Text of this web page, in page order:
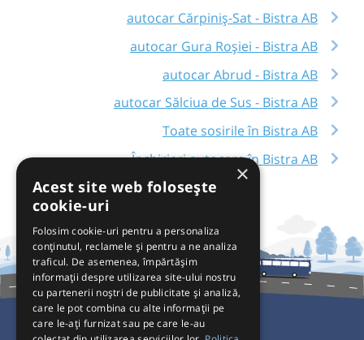
autocar Cărpiniș-Sat - Bistra AB
autocar Gura Roșiei - Bistra AB
autocar Abrud - Bistra AB
autocar Sălciua de Sus - Bistra AB
Toate sosirile în Bistra AB
Închirieri autocare în Bistra AB
×
Acest site web folosește
cookie-uri
Folosim cookie-uri pentru a personaliza
conținutul, reclamele și pentru a ne analiza
traficul. De asemenea, împărtășim
informații despre utilizarea site-ului nostru
cu partenerii noștri de publicitate și analiză,
care le pot combina cu alte informații pe
care le-ați furnizat sau pe care le-au